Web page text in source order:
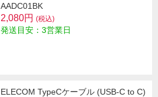
AADC01BK
2,080円 (税込)
発送目安：3営業日
ELECOM TypeCケーブル (USB-C to C)